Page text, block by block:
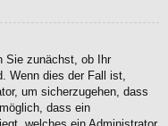
Sie zunächst, ob Ihr
Wenn dies der Fall ist,
um sicherzugehen, dass
dass ein